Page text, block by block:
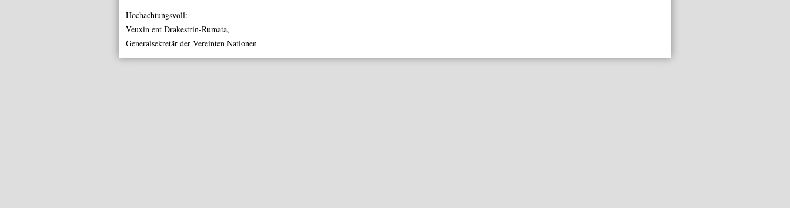
Hochachtungsvoll:
Veuxin ent Drakestrin-Rumata,
Generalsekretär der Vereinten Nationen